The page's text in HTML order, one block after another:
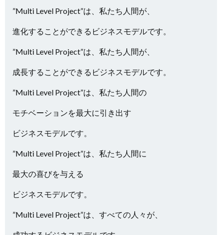
”Multi Level Project”は、私たち人間が、
進化することができるビジネスモデルです。
”Multi Level Project”は、私たち人間が、
成長することができるビジネスモデルです。
”Multi Level Project”は、私たち人間の
モチベーションを最大に引き出す
ビジネスモデルです。
”Multi Level Project”は、私たち人間に
最大の喜びを与える
ビジネスモデルです。
”Multi Level Project”は、すべての人々が、